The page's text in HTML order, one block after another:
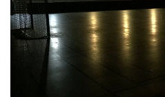
Teams
Trainer
ALLE SPIELE